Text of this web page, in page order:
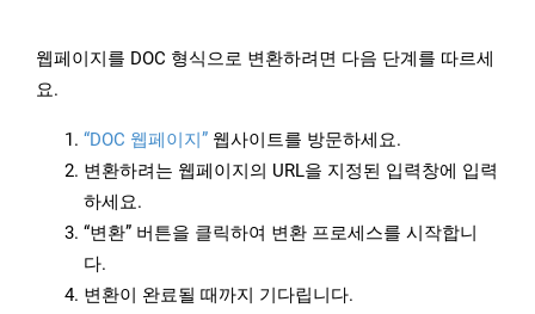
웹페이지를 DOC 형식으로 변환하려면 다음 단계를 따르세
요.
“DOC 웹페이지” 웹사이트를 방문하세요.
변환하려는 웹페이지의 URL을 지정된 입력창에 입력
하세요.
“변환” 버튼을 클릭하여 변환 프로세스를 시작합니
다.
변환이 완료될 때까지 기다립니다.